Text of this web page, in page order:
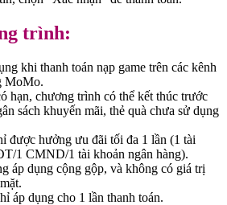
trình:
khi thanh toán nạp game trên các kênh
MoMo.
hạn, chương trình có thể kết thúc trước
sách khuyến mãi, thẻ quà chưa sử dụng
được hưởng ưu đãi tối đa 1 lần (1 tài
1 CMND/1 tài khoản ngân hàng).
áp dụng cộng gộp, và không có giá trị
áp dụng cho 1 lần thanh toán.